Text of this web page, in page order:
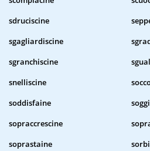
sdruciscine
sgagliardiscine
sgranchiscine
snelliscine
soddisfaine
sopraccrescine
soprastaine